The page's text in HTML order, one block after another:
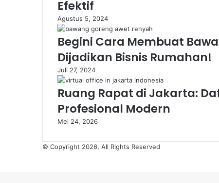
Efektif
Agustus 5, 2024
Begini Cara Membuat
Dijadikan Bisnis Rumahan!
Juli 27, 2024
Ruang Rapat di Jakarta:
Profesional Modern
Mei 24, 2026
© Copyright 2026, All Rights Reserved